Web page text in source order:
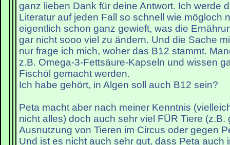
ganz lieben Dank für deine Antwort. Ich werde
Literatur auf jeden Fall so schnell wie mögloch
eigentlich schon ganz gewieft, was die
gar nicht sooo viel zu ändern. Und die Sache
nur frage ich mich, woher das B12 stammt.
z.B. Omega-3-Fettsäure-Kapseln und wissen
Fischöl gemacht werden.
Ich habe gehört, in Algen soll auch B12 sein?
Peta macht aber nach meiner Kenntnis
nicht alles) doch auch sehr viel FÜR Tiere (z.B.
Ausnutzung von Tieren im Circus oder gegen
Und ist es nicht auch sehr gut, dass Peta auch